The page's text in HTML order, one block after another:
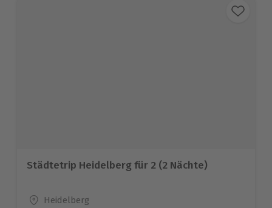
Städtetrip Heidelberg für 2 (2 Nächte)
Standort
Heidelberg